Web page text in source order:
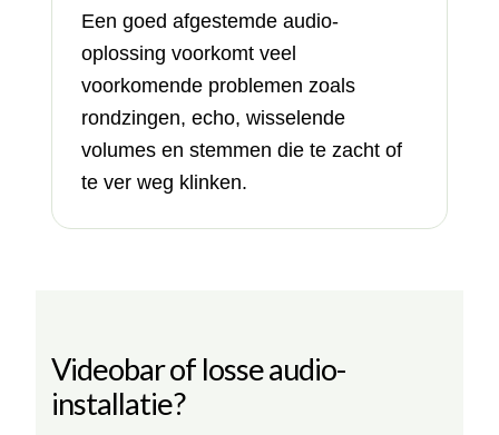
Een goed afgestemde audio-
oplossing voorkomt veel
voorkomende problemen zoals
rondzingen, echo, wisselende
volumes en stemmen die te zacht of
te ver weg klinken.
Videobar of losse audio-
installatie?